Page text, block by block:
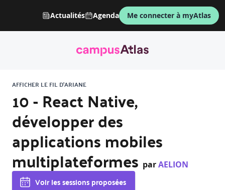
Actualités Agenda Me connecter à myAtlas
AFFICHER LE FIL D'ARIANE
10 - React Native,
développer des
applications mobiles
multiplateformes parAELION
Voir les sessions proposées